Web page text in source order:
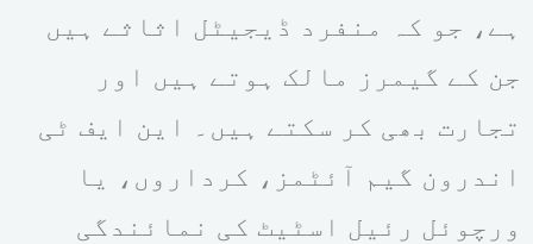
ہے، جو کہ منفرد ڈیجیٹل اثاثے ہیں
جن کے گیمرز مالک ہوتے ہیں اور
تجارت بھی کر سکتے ہیں۔ این ایف ٹی
اندرون گیم آئٹمز، کرداروں، یا
ورچوئل رئیل اسٹیٹ کی نمائندگی